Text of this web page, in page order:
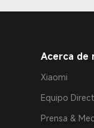
Acerca de
Xiaomi
Equipo
Prensa &